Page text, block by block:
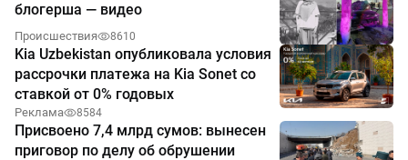
блогерша — видео
Происшествия 8610
Kia Uzbekistan опубликовала условия
рассрочки платежа на Kia Sonet со
ставкой от 0% годовых
Реклама 8584
Присвоено 7,4 млрд сумов: вынесен
приговор по делу об обрушении